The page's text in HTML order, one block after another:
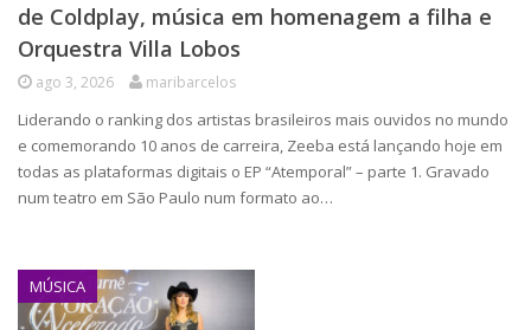
de Coldplay, música em homenagem a filha e
Orquestra Villa Lobos
ago 3, 2026 maribarcelos
Liderando o ranking dos artistas brasileiros mais ouvidos no mundo
e comemorando 10 anos de carreira, Zeeba está lançando hoje em
todas as plataformas digitais o EP “Atemporal” – parte 1. Gravado
num teatro em São Paulo num formato ao…
MÚSICA